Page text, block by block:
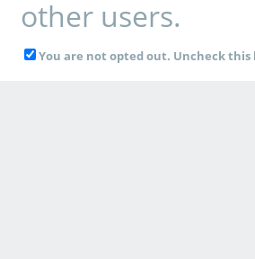
other users.
You are not opted out. Uncheck